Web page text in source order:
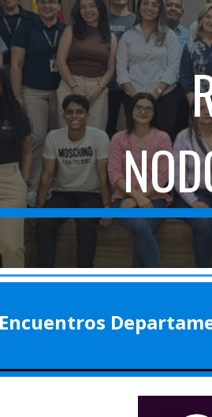
Skip to main content
Encuentros